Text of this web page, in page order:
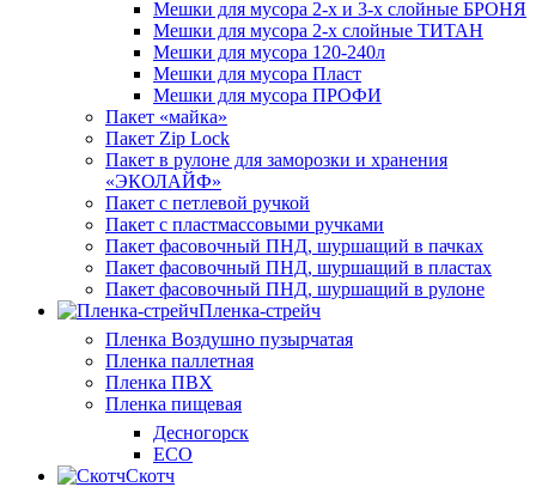
Мешки для мусора 2-х и 3-х слойные БРОНЯ
Мешки для мусора 2-х слойные ТИТАН
Мешки для мусора 120-240л
Мешки для мусора Пласт
Мешки для мусора ПРОФИ
Пакет «майка»
Пакет Zip Lock
Пакет в рулоне для заморозки и хранения
«ЭКОЛАЙФ»
Пакет с петлевой ручкой
Пакет с пластмассовыми ручками
Пакет фасовочный ПНД, шуршащий в пачках
Пакет фасовочный ПНД, шуршащий в пластах
Пакет фасовочный ПНД, шуршащий в рулоне
Пленка-стрейч
Пленка Воздушно пузырчатая
Пленка паллетная
Пленка ПВХ
Пленка пищевая
Десногорск
ECO
Скотч